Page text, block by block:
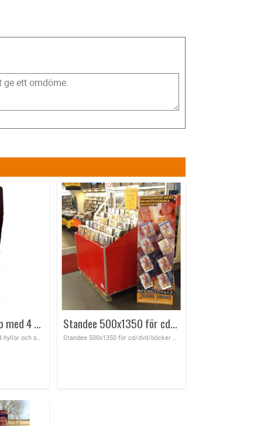
Bokställ i wellpapp med 4 hyllor och skylt Standee 500x1350 för cd/dvd mm med 8 hyllor